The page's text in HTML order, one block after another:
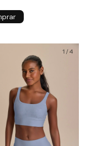
1 /4